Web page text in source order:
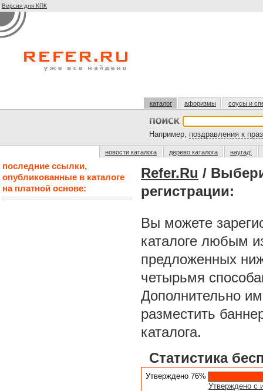
Версия для КПК
каталог афоризмы соусы и
Например, поздравления к
новости каталога дерево каталога наугад!
последние ссылки,
опубликованные в каталоге
на платной основе:
Refer.Ru /
регистрации:
Вы можете
каталоге любым
предложенных
четырьмя
Дополнительно
разместить
каталога.
Статистика
Утверждено 76%
Утверждено с